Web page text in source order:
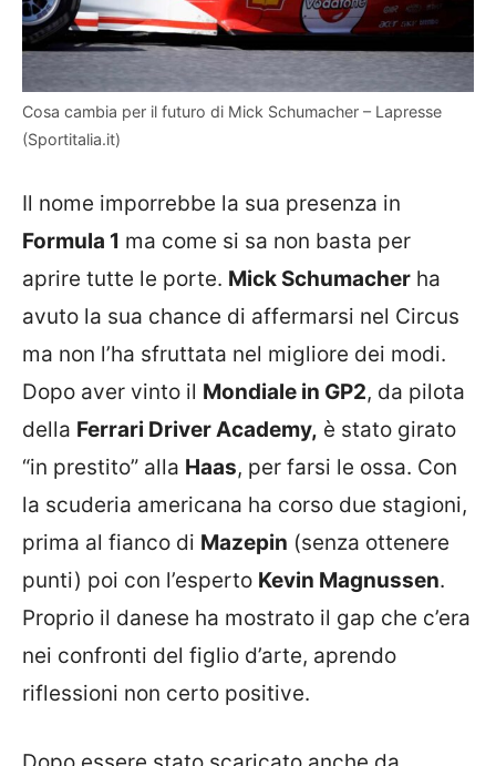
Cosa cambia per il futuro di Mick Schumacher – Lapresse
(Sportitalia.it)
Il nome imporrebbe la sua presenza in
Formula 1 ma come si sa non basta per
aprire tutte le porte. Mick Schumacher ha
avuto la sua chance di affermarsi nel Circus
ma non l’ha sfruttata nel migliore dei modi.
Dopo aver vinto il Mondiale in GP2, da pilota
della Ferrari Driver Academy, è stato girato
“in prestito” alla Haas, per farsi le ossa. Con
la scuderia americana ha corso due stagioni,
prima al fianco di Mazepin (senza ottenere
punti) poi con l’esperto Kevin Magnussen.
Proprio il danese ha mostrato il gap che c’era
nei confronti del figlio d’arte, aprendo
riflessioni non certo positive.